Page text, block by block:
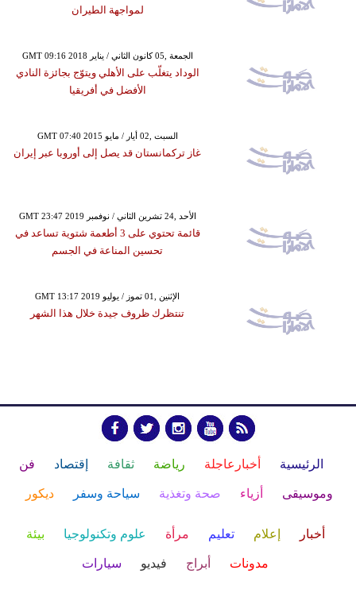
لمواجهة الطيران
GMT 09:16 2018 الجمعة ,05 كانون الثاني / يناير
الوداد يتغلّب على الأهلي ويتوّج بجائزة النادي
الأفضل في أفريقيا
GMT 07:40 2015 السبت ,02 أيار / مايو
غاز تركمانستان قد يصل إلى أوروبا عبر إيران
GMT 23:47 2019 الأحد ,24 تشرين الثاني / نوفمبر
قائمة تحتوي على 3 أطعمة شتوية تساعد في
تحسين المناعة في الجسم
GMT 13:17 2019 الإثنين ,01 تموز / يوليو
تنتظرك ظروف جيدة خلال هذا الشهر
الرئيسية أخبارعاجلة رياضة ثقافة إقتصاد فن
وموسيقى أزياء صحة وتغذية سياحة وسفر ديكور
أخبار إعلام تعليم مرأة علوم وتكنولوجيا بيئة
مدونات أبراج فيديو سيارات